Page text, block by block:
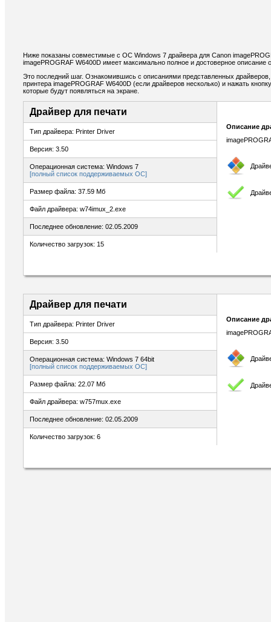
Ниже показаны совместимые с ОС Windows 7 драйвера для Canon
imagePROGRAF W6400D имеет максимально полное и достоверное описание
Это последний шаг. Ознакомившись с описаниями представленных
принтера imagePROGRAF W6400D (если драйверов несколько) и нажать
которые будут появляться на экране.
Драйвер для печати
Тип драйвера: Printer Driver
Версия: 3.50
Операционная система: Windows 7
[полный список поддерживаемых ОС]
Размер файла: 37.59 Мб
Файл драйвера: w74imux_2.exe
Последнее обновление: 02.05.2009
Количество загрузок: 15
Описание
Драйвер для печати
Тип драйвера: Printer Driver
Версия: 3.50
Операционная система: Windows 7 64bit
[полный список поддерживаемых ОС]
Размер файла: 22.07 Мб
Файл драйвера: w757mux.exe
Последнее обновление: 02.05.2009
Количество загрузок: 6
Описание